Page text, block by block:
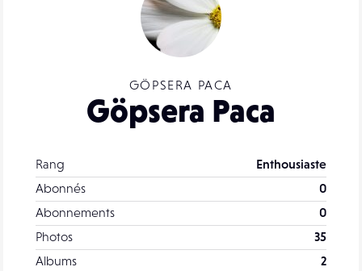
GÖPSERA PACA
Göpsera Paca
Rang
Enthousiaste
Abonnés
0
Abonnements
0
Photos
35
Albums
2